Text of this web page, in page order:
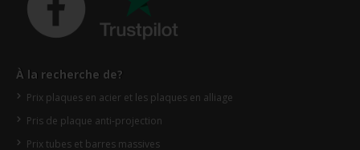
À la recherche de?
Prix plaques en acier et les plaques en alliage
Pris de plaque anti-projection
Prix tubes et barres massives